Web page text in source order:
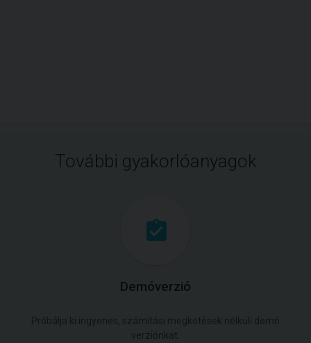
További gyakorlóanyagok
Demóverzió
Próbálja ki ingyenes, számítási megkötések nélküli demó
verziónkat.